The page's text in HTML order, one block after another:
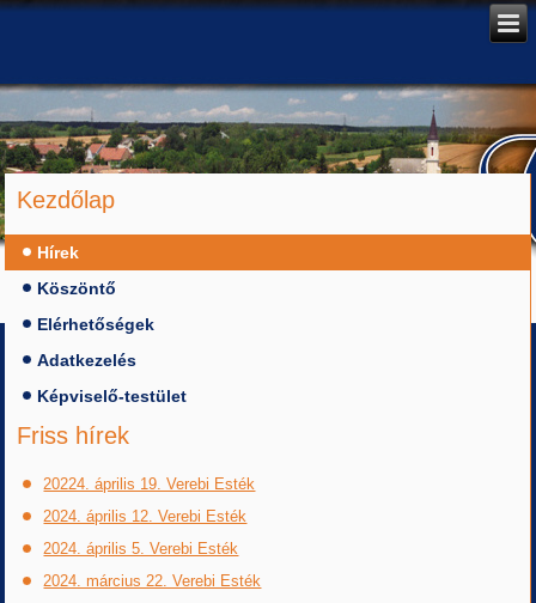
Kezdőlap
Hírek
Köszöntő
Elérhetőségek
Adatkezelés
Képviselő-testület
Friss hírek
20224. április 19. Verebi Esték
2024. április 12. Verebi Esték
2024. április 5. Verebi Esték
2024. március 22. Verebi Esték